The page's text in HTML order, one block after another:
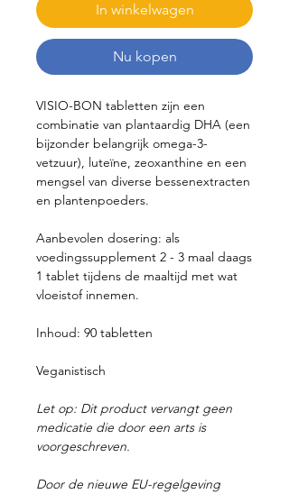
In winkelwagen
Nu kopen
VISIO-BON tabletten zijn een
combinatie van plantaardig DHA (een
bijzonder belangrijk omega-3-
vetzuur), luteïne, zeoxanthine en een
mengsel van diverse bessenextracten
en plantenpoeders.
Aanbevolen dosering: als
voedingssupplement 2 - 3 maal daags
1 tablet tijdens de maaltijd met wat
vloeistof innemen.
Inhoud: 90 tabletten
Veganistisch
Let op: Dit product vervangt geen
medicatie die door een arts is
voorgeschreven.
Door de nieuwe EU-regelgeving